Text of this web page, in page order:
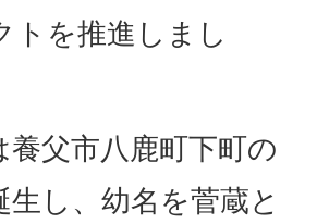
トを推進しまし
養父市八鹿町下町の
し、幼名を菅蔵と